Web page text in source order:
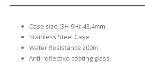
Case size (3H-9H): 43.4mm
Stainless Steel Case
Water Resistance 200m
Anti-reflective coating glass